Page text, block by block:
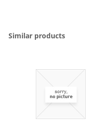
Similar products